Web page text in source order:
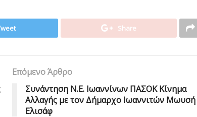
Share
Επόμενο Άρθρο
Συνάντηση Ν.Ε. Ιωαννίνων ΠΑΣΟΚ Κίνημα
Αλλαγής με τον Δήμαρχο Ιωαννιτών Μωυσή
Ελισάφ